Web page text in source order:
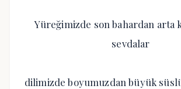
Yüreğimizde son bahardan arta
sevdalar
dilimizde boyumuzdan büyük